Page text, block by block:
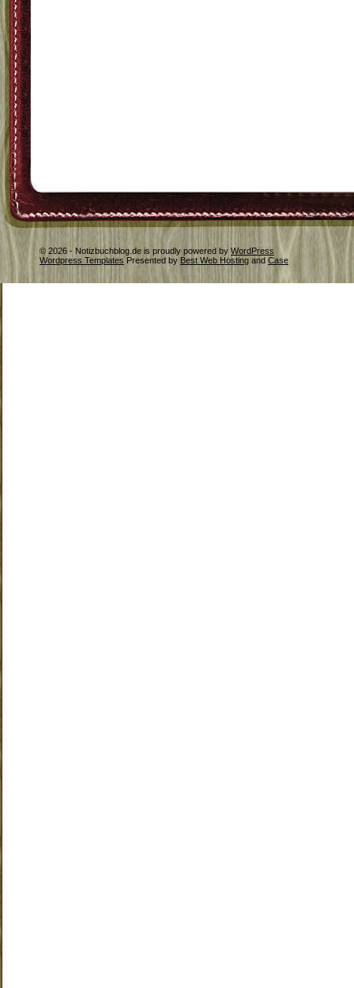
© 2026 - Notizbuchblog.de is proudly powered by WordPress
Wordpress Templates Presented by Best Web Hosting and Case